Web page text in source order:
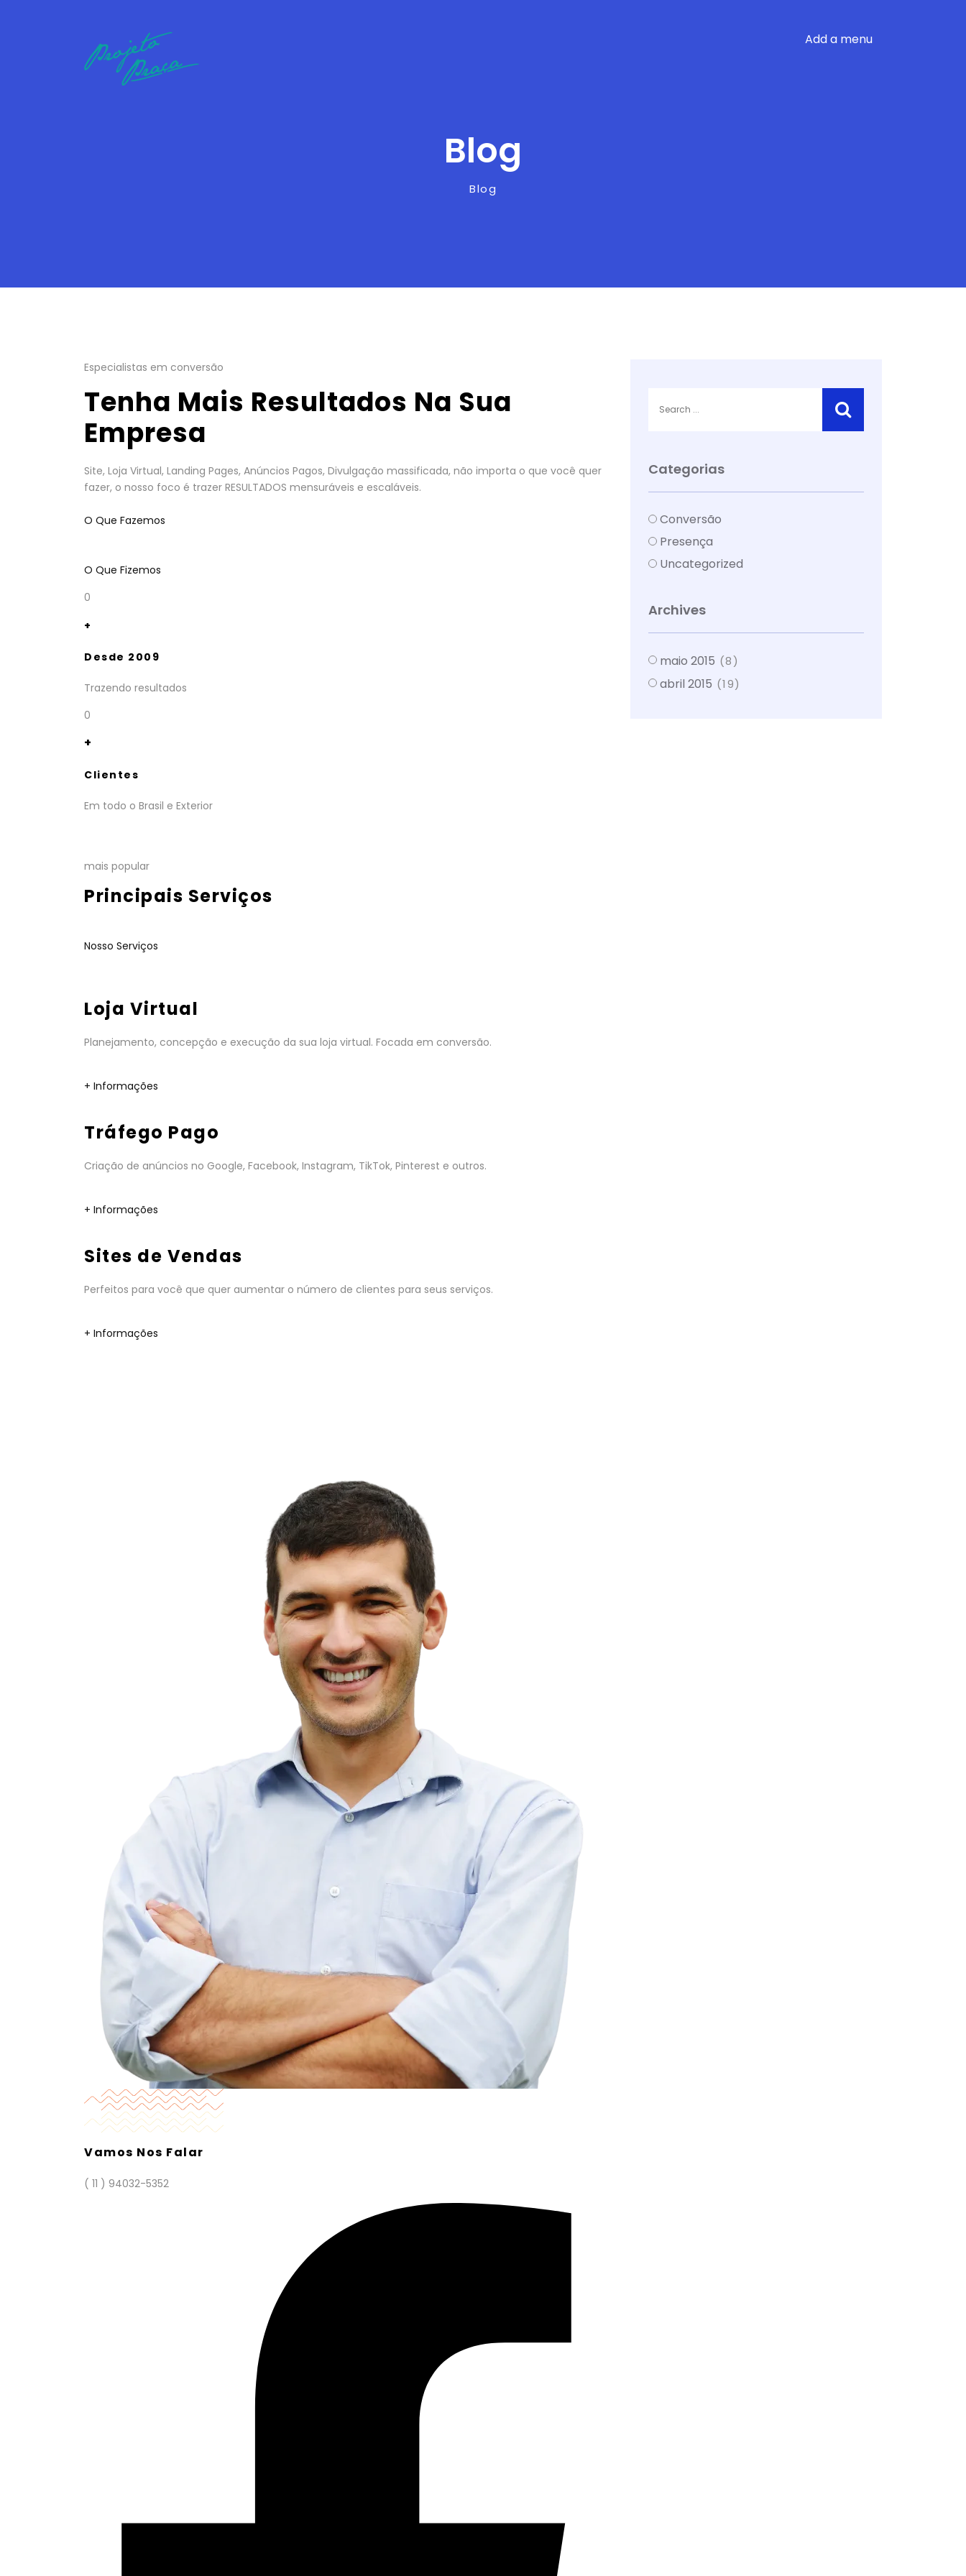
Add a menu
Blog
Blog
Especialistas em conversão
Tenha Mais Resultados Na Sua
Empresa
Site, Loja Virtual, Landing Pages, Anúncios Pagos, Divulgação massificada, não importa o que você quer
fazer, o nosso foco é trazer RESULTADOS mensuráveis e escaláveis.
O Que Fazemos
O Que Fizemos
0
+
Desde 2009
Trazendo resultados
0
+
Clientes
Em todo o Brasil e Exterior
mais popular
Principais Serviços
Nosso Serviços
Loja Virtual
Planejamento, concepção e execução da sua loja virtual. Focada em conversão.
+ Informações
Tráfego Pago
Criação de anúncios no Google, Facebook, Instagram, TikTok, Pinterest e outros.
+ Informações
Sites de Vendas
Perfeitos para você que quer aumentar o número de clientes para seus serviços.
+ Informações
Vamos Nos Falar
( 11 ) 94032-5352
Categorias
Conversão
Presença
Uncategorized
Archives
maio 2015 (8)
abril 2015 (19)